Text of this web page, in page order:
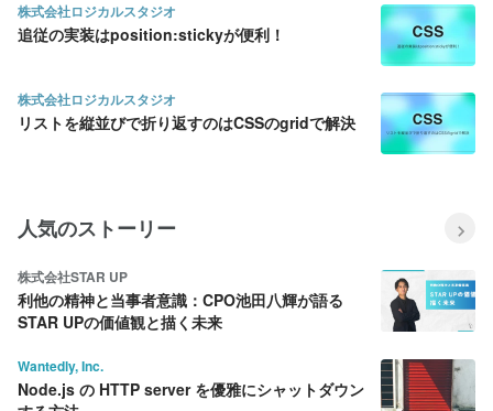
株式会社ロジカルスタジオ
追従の実装はposition:stickyが便利！
株式会社ロジカルスタジオ
リストを縦並びで折り返すのはCSSのgridで解決
人気のストーリー
株式会社STAR UP
利他の精神と当事者意識：CPO池田八輝が語る
STAR UPの価値観と描く未来
Wantedly, Inc.
Node.js の HTTP server を優雅にシャットダウン